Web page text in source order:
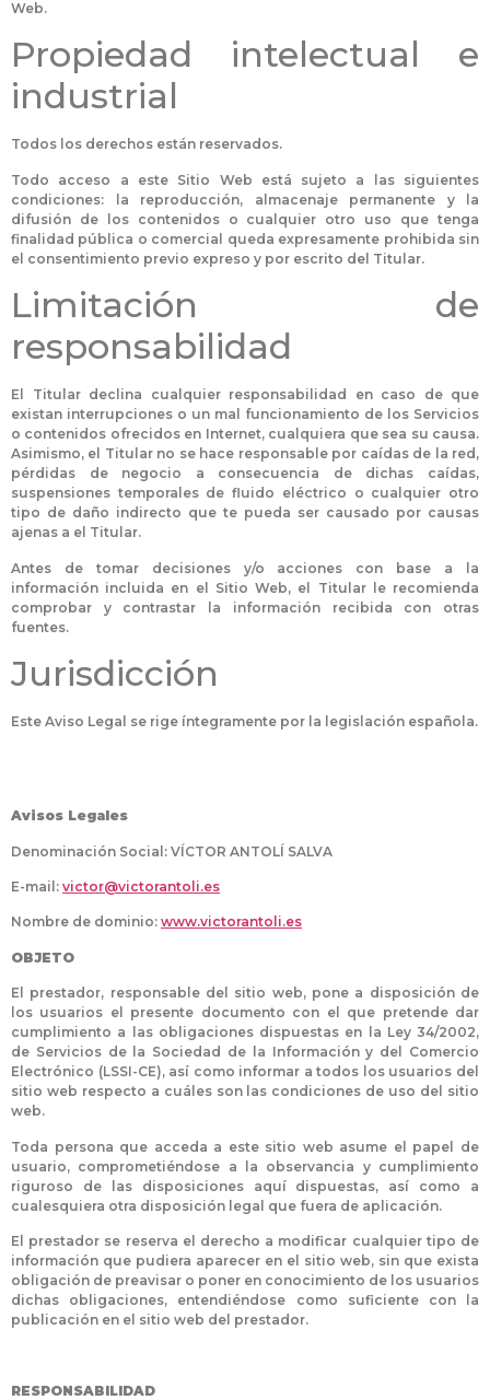
Web.
Propiedad intelectual e
industrial
Todos los derechos están reservados.
Todo acceso a este Sitio Web está sujeto a las siguientes
condiciones: la reproducción, almacenaje permanente y la
difusión de los contenidos o cualquier otro uso que tenga
finalidad pública o comercial queda expresamente prohibida sin
el consentimiento previo expreso y por escrito del Titular.
Limitación de
responsabilidad
El Titular declina cualquier responsabilidad en caso de que
existan interrupciones o un mal funcionamiento de los Servicios
o contenidos ofrecidos en Internet, cualquiera que sea su causa.
Asimismo, el Titular no se hace responsable por caídas de la red,
pérdidas de negocio a consecuencia de dichas caídas,
suspensiones temporales de fluido eléctrico o cualquier otro
tipo de daño indirecto que te pueda ser causado por causas
ajenas a el Titular.
Antes de tomar decisiones y/o acciones con base a la
información incluida en el Sitio Web, el Titular le recomienda
comprobar y contrastar la información recibida con otras
fuentes.
Jurisdicción
Este Aviso Legal se rige íntegramente por la legislación española.
Avisos Legales
Denominación Social: VÍCTOR ANTOLÍ SALVA
E-mail: victor@victorantoli.es
Nombre de dominio: www.victorantoli.es
OBJETO
El prestador, responsable del sitio web, pone a disposición de
los usuarios el presente documento con el que pretende dar
cumplimiento a las obligaciones dispuestas en la Ley 34/2002,
de Servicios de la Sociedad de la Información y del Comercio
Electrónico (LSSI-CE), así como informar a todos los usuarios del
sitio web respecto a cuáles son las condiciones de uso del sitio
web.
Toda persona que acceda a este sitio web asume el papel de
usuario, comprometiéndose a la observancia y cumplimiento
riguroso de las disposiciones aquí dispuestas, así como a
cualesquiera otra disposición legal que fuera de aplicación.
El prestador se reserva el derecho a modificar cualquier tipo de
información que pudiera aparecer en el sitio web, sin que exista
obligación de preavisar o poner en conocimiento de los usuarios
dichas obligaciones, entendiéndose como suficiente con la
publicación en el sitio web del prestador.
RESPONSABILIDAD